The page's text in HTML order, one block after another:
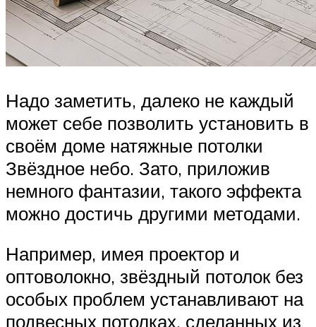
Надо заметить, далеко не каждый
может себе позволить установить в
своём доме натяжные потолки
Звёздное небо. Зато, приложив
немного фантазии, такого эффекта
можно достичь другими методами.
Например, имея проектор и
оптоволокно, звёздный потолок без
особых проблем устанавливают на
подвесных потолках, сделанных из